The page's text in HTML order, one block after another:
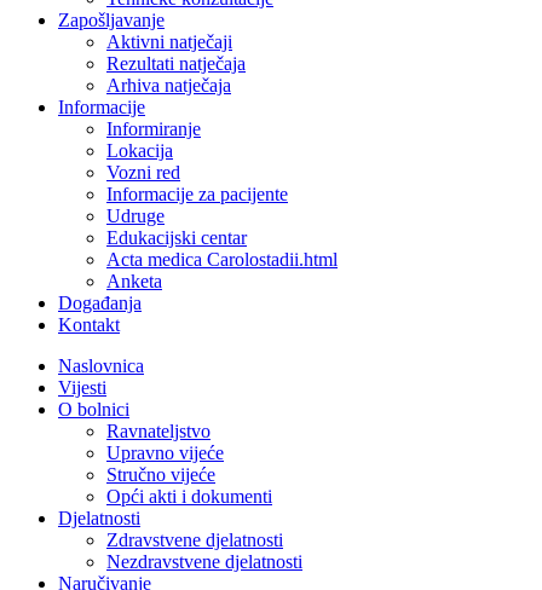
Zapošljavanje
Aktivni natječaji
Rezultati natječaja
Arhiva natječaja
Informacije
Informiranje
Lokacija
Vozni red
Informacije za pacijente
Udruge
Edukacijski centar
Acta medica Carolostadii.html
Anketa
Događanja
Kontakt
Naslovnica
Vijesti
O bolnici
Ravnateljstvo
Upravno vijeće
Stručno vijeće
Opći akti i dokumenti
Djelatnosti
Zdravstvene djelatnosti
Nezdravstvene djelatnosti
Naručivanje